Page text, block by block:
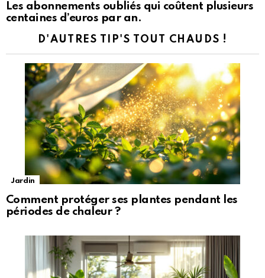
Les abonnements oubliés qui coûtent plusieurs
centaines d’euros par an.
D'AUTRES TIP'S TOUT CHAUDS !
Jardin
Comment protéger ses plantes pendant les
périodes de chaleur ?